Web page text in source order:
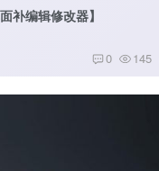
补编辑修改器】
0 145